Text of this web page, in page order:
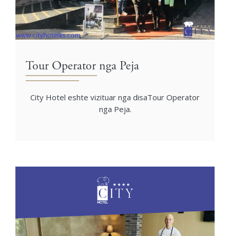
Tour Operator nga Peja
City Hotel eshte vizituar nga disaTour Operator
nga Peja.